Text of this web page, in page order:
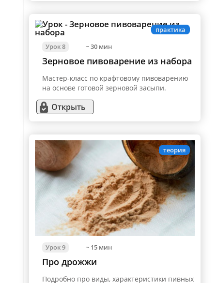
практика
Урок 8
~ 30 мин
Зерновое пивоварение из набора
Мастер-класс по крафтовому пивоварению
на основе готовой зерновой засыпи.
Открыть
теория
Урок 9 ~ 15 мин
Про дрожжи
Подробно про виды, характеристики пивных